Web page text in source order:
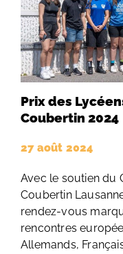
Prix des
Coubertin 2024
27 août 2024
Avec le soutien du
Coubertin
rendez-vous
rencontres
Allemands,